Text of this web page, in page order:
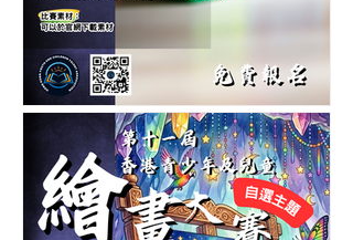
第六屆香港兒童中英文認字
公開賽-認字比賽